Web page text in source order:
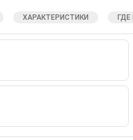
ХАРАКТЕРИСТИКИ